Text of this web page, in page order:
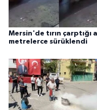
Mersin'de tırın çarptığı
metrelerce sürüklendi